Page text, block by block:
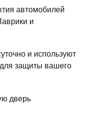
автомобилей
и
и используют
защиты вашего
дверь